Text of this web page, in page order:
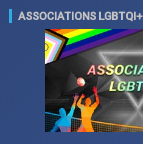
ASSOCIATIONS LGBTQI+